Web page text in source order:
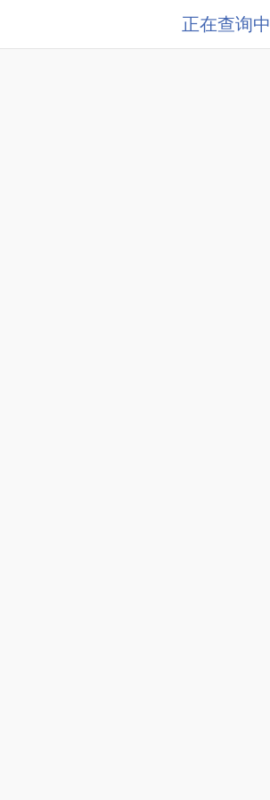
正在查询中